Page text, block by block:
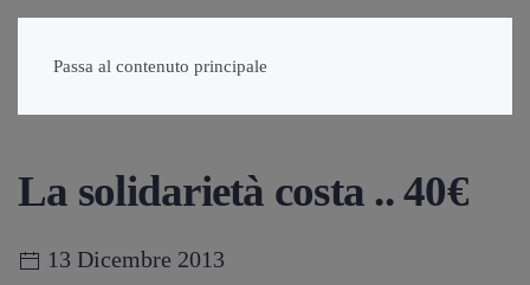
Passa al contenuto principale
La solidarietà costa .. 40€
13 Dicembre 2013